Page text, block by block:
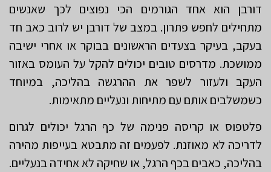
דורבן הוא אחד הגורמים הכי נפוצים לכך שאנשים
מתחילים לחפש פתרון. במצב של דורבן יש לרוב כאב חד
בעקב, בעיקר בצעדים הראשונים בבוקר או אחרי ישיבה
ממושכת. מדרסים טובים יכולים להקל על העומס באזור
העקב ולעזור לשפר את ההרגשה בהליכה, במיוחד
כשמשלבים אותם עם מתיחות ונעליים מתאימות.
פלטפוס או קריסה פנימה של כף הרגל יכולים לגרום
לדריכה לא מאוזנת. לפעמים זה מתבטא בעייפות מהירה
בהליכה, כאבים בכף הרגל, או שחיקה לא אחידה בנעליים.